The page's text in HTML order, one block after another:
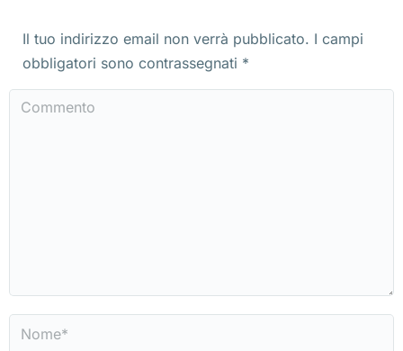
Il tuo indirizzo email non verrà pubblicato. I campi
obbligatori sono contrassegnati *
Commento
Nome *